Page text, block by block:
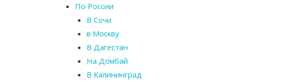
По России
В Сочи
в Москву
В Дагестан
На Домбай
В Калининград